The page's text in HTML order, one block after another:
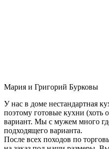
Мария и Григорий Бурковы
У нас в доме нестандартная
поэтому готовые кухни
вариант. Мы с мужем много
подходящего варианта.
После всех походов по